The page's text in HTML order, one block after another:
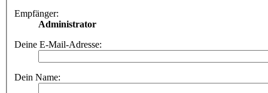
Empfänger:
Administrator
Deine E-Mail-Adresse:
Dein Name: